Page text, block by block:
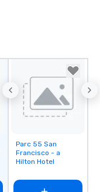
more easily. You’ll
knowing that
of from the moment
booked to the minute
Since the menu is
date any dietary
allergies for anyone
Smacking Foodie
Removed from
favorites
Parc 55 San
Francisco - a
Hilton Hotel